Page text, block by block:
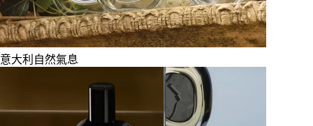
意大利自然氣息